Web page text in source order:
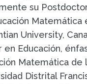
su
Matemática
University,
en Educación,
Matemática de
Distrital